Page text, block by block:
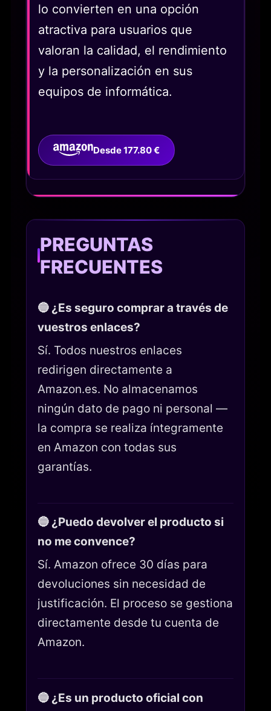
lo convierten en una opción
atractiva para usuarios que
valoran la calidad, el rendimiento
y la personalización en sus
equipos de informática.
Desde 177.80 €
PREGUNTAS
FRECUENTES
🔵 ¿Es seguro comprar a través de
vuestros enlaces?
Sí. Todos nuestros enlaces
redirigen directamente a
Amazon.es. No almacenamos
ningún dato de pago ni personal —
la compra se realiza íntegramente
en Amazon con todas sus
garantías.
🔵 ¿Puedo devolver el producto si
no me convence?
Sí. Amazon ofrece 30 días para
devoluciones sin necesidad de
justificación. El proceso se gestiona
directamente desde tu cuenta de
Amazon.
🔵 ¿Es un producto oficial con